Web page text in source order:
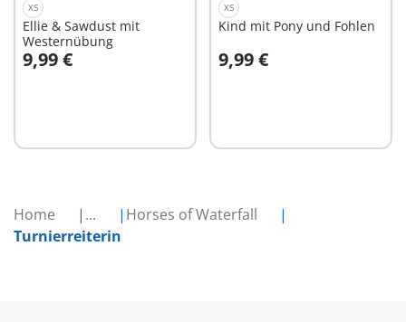
Home ...
Horses of Waterfall
Turnierreiterin
XS
Ellie & Sawdust mit
Westernübung
9,99 €
In den Warenkorb
XS
Kind mit Pony und Fohlen
9,99 €
In den Warenkorb